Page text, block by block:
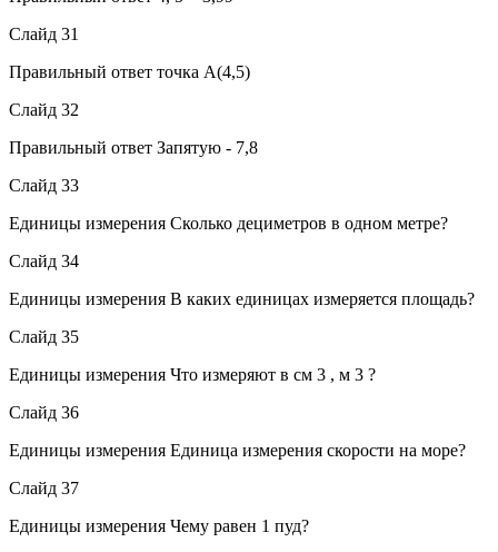
Слайд 31
Правильный ответ точка А(4,5)
Слайд 32
Правильный ответ Запятую - 7,8
Слайд 33
Единицы измерения Сколько дециметров в одном метре?
Слайд 34
Единицы измерения В каких единицах измеряется площадь?
Слайд 35
Единицы измерения Что измеряют в см 3 , м 3 ?
Слайд 36
Единицы измерения Единица измерения скорости на море?
Слайд 37
Единицы измерения Чему равен 1 пуд?